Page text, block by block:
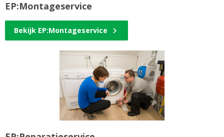
EP:Montageservice
Bekijk EP:Montageservice